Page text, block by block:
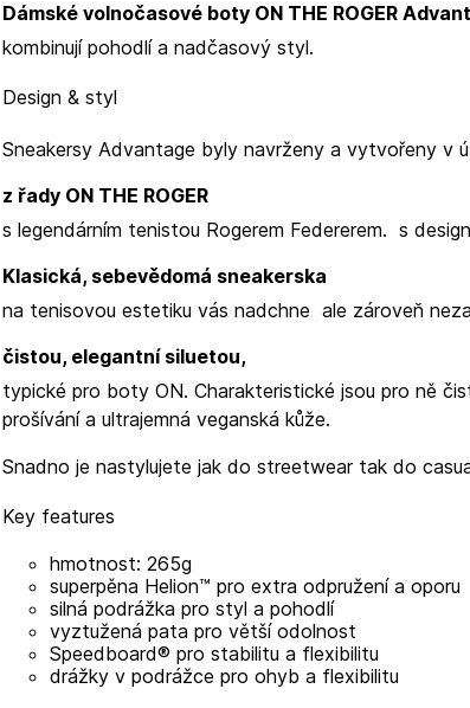
Dámské volnočasové boty ON THE ROGER
kombinují pohodlí a nadčasový styl.
Design & styl
Sneakersy Advantage
z řady ON THE ROGER
byly navrženy a vytvořeny v
s legendárním tenistou Rogerem Federerem.
Klasická, sebevědomá sneakerska
s
na tenisovou estetiku vás nadchne
čistou, elegantní siluetou,
ale zároveň
typické pro boty ON. Charakteristické jsou pro ně
prošívání a ultrajemná veganská kůže.
Snadno je nastylujete jak do streetwear tak do
Key features
hmotnost: 265g
superpěna Helion™ pro extra odpružení a oporu
silná podrážka pro styl a pohodlí
vyztužená pata pro větší odolnost
Speedboard® pro stabilitu a flexibilitu
drážky v podrážce pro ohyb a flexibilitu